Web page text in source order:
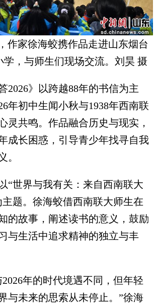
作家徐海蛟携作品走进山东烟台
学，与师生们现场交流。刘昊 摄
》以跨越88年的书信为主
年初中生闻小秋与1938年西南联
灵共鸣。作品融合历史与现实，
成长困惑，引导青少年找寻自我
。
界与我有关：来自西南联大
主题。徐海蛟借西南联大师生在
的故事，阐述读书的意义，鼓励
与生活中追求精神的独立与丰
年的时代境遇不同，但年轻
与未来的思索从未停止。”徐海